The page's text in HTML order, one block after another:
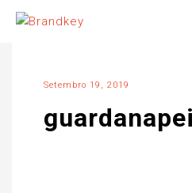
Setembro 19, 2019